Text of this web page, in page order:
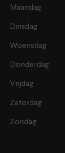
Maandag
Dinsdag
Woensdag
Donderdag
Vrijdag
Zaterdag
Zondag